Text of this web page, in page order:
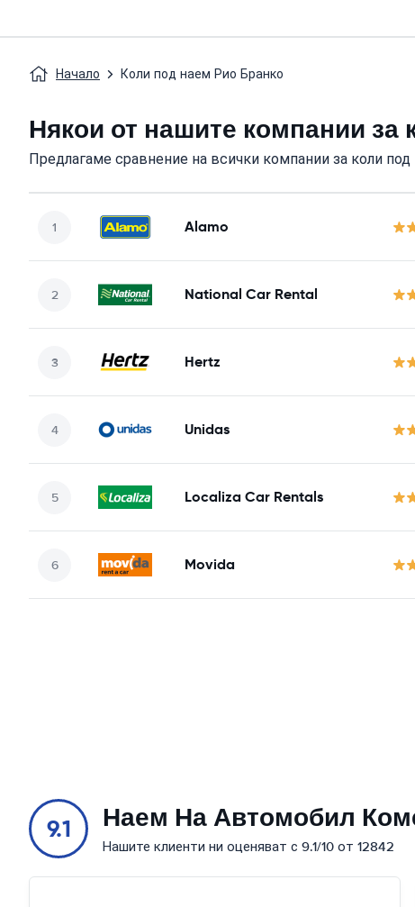
Начало Коли под наем Рио Бранко
Някои от нашите компании за
Предлагаме сравнение на всички компании за коли
Alamo
National Car Rental
Hertz
Unidas
Localiza Car Rentals
Movida
9.1 Наем На Автомобил
Нашите клиенти ни оценяват с 9.1/10 от 12842